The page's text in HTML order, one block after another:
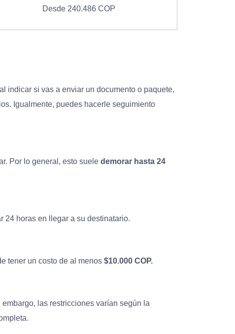
Desde 240.486 COP
indicar si vas a enviar un documento o paquete,
Igualmente, puedes hacerle seguimiento
Por lo general, esto suele demorar hasta 24
24 horas en llegar a su destinatario.
tener un costo de al menos $10.000 COP.
las restricciones varían según la